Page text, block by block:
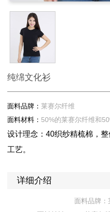
纯绵文化衫
面料品牌： 莱赛尔纤维
面料材料： 50%的莱赛尔纤维和
设计理念：40织纱精梳棉，
工艺。
详细介绍
面料品牌：